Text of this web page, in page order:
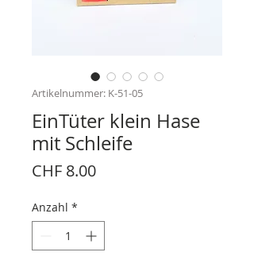
Artikelnummer: K-51-05
EinTüter klein Hase
mit Schleife
CHF 8.00Preis
Anzahl *